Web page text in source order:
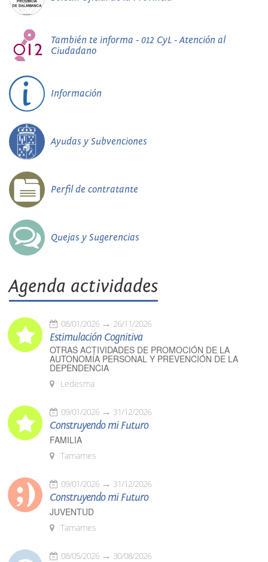
También te informa - 012 CyL - Atención al
Ciudadano
Información
Ayudas y Subvenciones
Perfil de contratante
Quejas y Sugerencias
Agenda actividades
08/01/2026 26/11/2026
Estimulación Cognitiva
OTRAS ACTIVIDADES DE PROMOCIÓN DE LA
AUTONOMÍA PERSONAL Y PREVENCIÓN DE LA
DEPENDENCIA
Ledesma
09/01/2026 31/12/2026
Construyendo mi Futuro
FAMILIA
Tamames
09/01/2026 31/12/2026
Construyendo mi Futuro
JUVENTUD
Tamames
08/05/2026 30/08/2026